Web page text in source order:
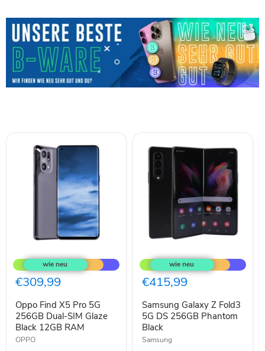
Find
X5
Pro
5G
Dual-
SIM
Glaze
Black
12GB
€309,99
Oppo Find X5 Pro 5G
256GB Dual-SIM Glaze
Black 12GB RAM
OPPO
Galaxy
Z
Fold3
5G
256GB
Phantom
Black
€415,99
Samsung Galaxy Z Fold3
5G DS 256GB Phantom
Black
Samsung